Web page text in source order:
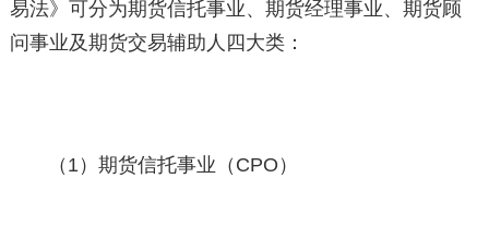
易法》可分为期货信托事业、期货经理事业、期货顾
问事业及期货交易辅助人四大类：
（1）期货信托事业（CPO）